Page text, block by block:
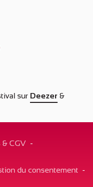
sur Deezer &
CGV -
du consentement -